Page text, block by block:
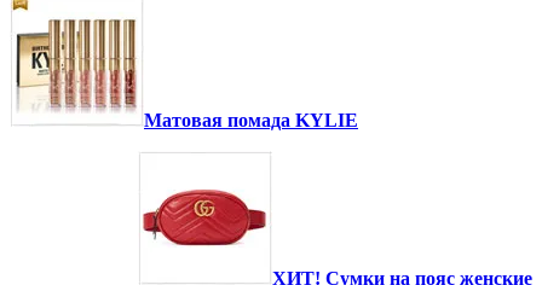
Матовая помада KYLIE
ХИТ! Сумки на пояс женские